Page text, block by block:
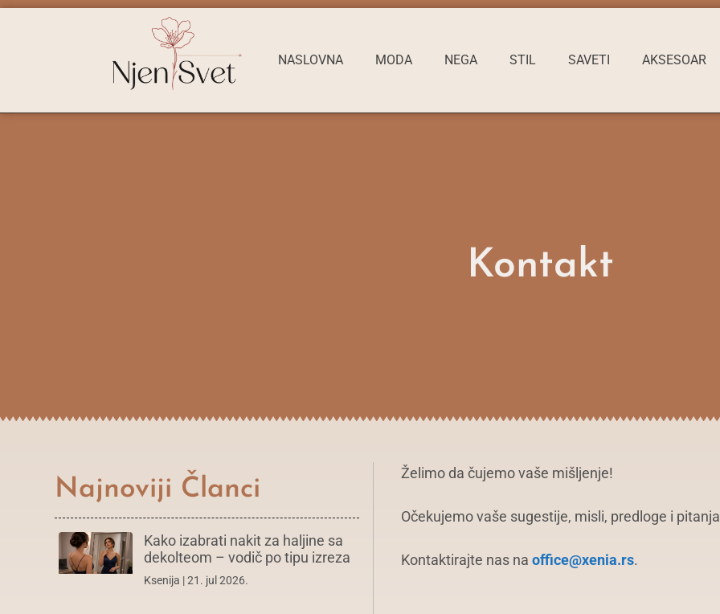
NASLOVNA MODA NEGA STIL SAVETI AKSESOAR
Kontakt
Želimo da čujemo vaše mišljenje!
Očekujemo vaše sugestije, misli, predloge i
Kontaktirajte nas naoffice@xenia.rs.
Najnoviji Članci
Kako izabrati nakit za haljine sa
dekolteom – vodič po tipu izreza
Ksenija 21. jul 2026.